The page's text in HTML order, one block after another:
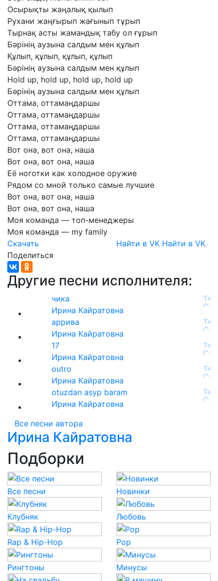
Осырықты жаңалық қылып
Рухани жаңғырып жағынып тұрып
Тырнақ асты жамандық табу ол ғұрып
Бәрінің аузына салдым мен құлып
Құлып, құлып, құлып, құлып
Бәрінің аузына салдым мен құлып
Hold up, hold up, hold up, hold up
Бәрінің аузына салдым мен құлып
Оттама, оттамаңдаршы
Оттама, оттамаңдаршы
Оттама, оттамаңдаршы
Оттама, оттамаңдаршы
Вот она, вот она, наша
Вот она, вот она, наша
Её ноготки как холодное оружие
Рядом со мной только самые лучшие
Вот она, вот она, наша
Вот она, вот она, наша
Моя команда — топ-менеджеры
Моя команда — my family
Скачать
Найти в VK Найти в VK
Поделиться
Другие песни исполнителя:
чика
Ирина Кайратовна
аррива
Ирина Кайратовна
17
Ирина Кайратовна
outro
Ирина Кайратовна
otuzdan asyp baram
Ирина Кайратовна
Все песни автора
Ирина Кайратовна
Подборки
Все песни Новинки
Клубняк Любовь
Rap & Hip-Hop Pop
Рингтоны Минусы